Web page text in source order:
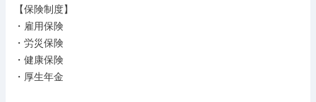
【保険制度】
・雇用保険
・労災保険
・健康保険
・厚生年金